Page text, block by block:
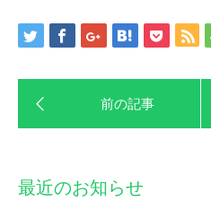
最近のお知らせ